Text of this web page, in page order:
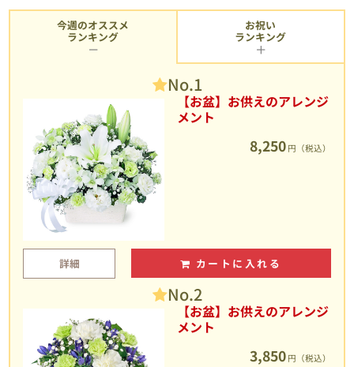
今週のオススメ
ランキング
No.1
【お盆】お供えのアレンジ
メント
8,250 円（税込）
詳細 カートに入れる
No.2
【お盆】お供えのアレンジ
メント
3,850 円（税込）
お祝い
ランキング